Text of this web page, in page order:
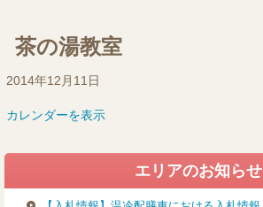
茶の湯教室
茶
湯
2014年12月11日
カレンダーを表示
エリアのお知らせ